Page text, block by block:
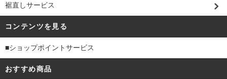
裾直しサービス
コンテンツを見る
■ショップポイントサービス
おすすめ商品